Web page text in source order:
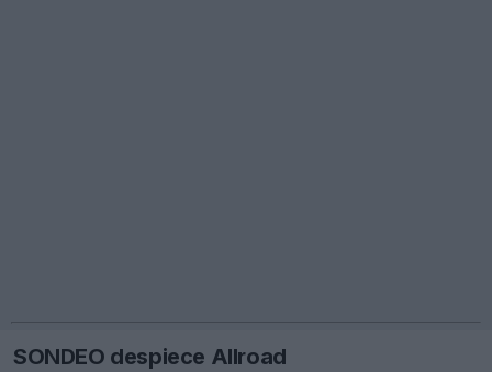
SONDEO despiece Allroad